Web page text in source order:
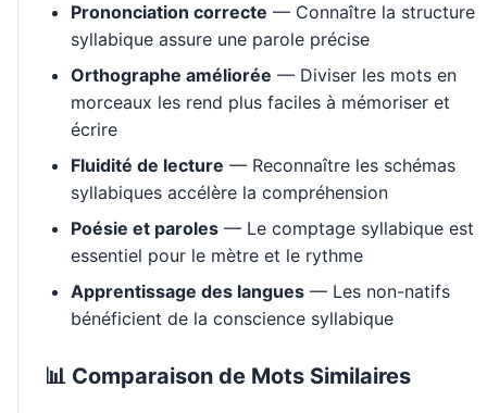
Prononciation correcte — Connaître la structure
syllabique assure une parole précise
Orthographe améliorée — Diviser les mots en
morceaux les rend plus faciles à mémoriser et
écrire
Fluidité de lecture — Reconnaître les schémas
syllabiques accélère la compréhension
Poésie et paroles — Le comptage syllabique est
essentiel pour le mètre et le rythme
Apprentissage des langues — Les non-natifs
bénéficient de la conscience syllabique
📊 Comparaison de Mots Similaires